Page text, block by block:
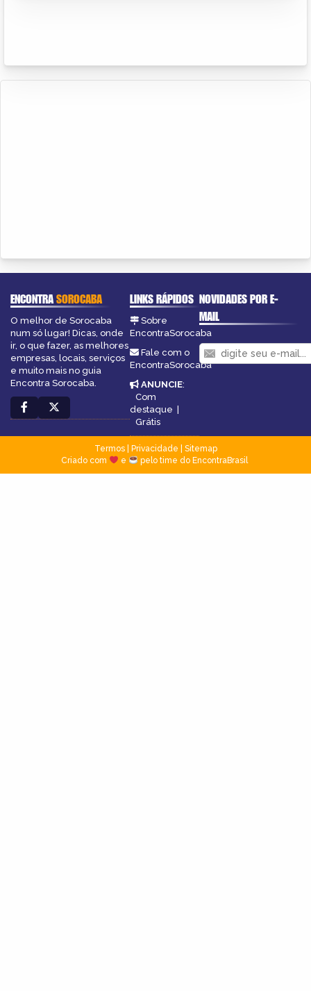
ENCONTRASOROCABA
O melhor de Sorocaba
num só lugar! Dicas, onde
ir, o que fazer, as melhores
empresas, locais, serviços
e muito mais no guia
Encontra Sorocaba.
LINKS RÁPIDOS
Sobre
EncontraSorocaba
Fale com o
EncontraSorocaba
ANUNCIE:
Com
destaque |
Grátis
NOVIDADES POR E-
MAIL
Termos| Privacidade
Sitemap
Criado com
e pelo time do EncontraBrasil